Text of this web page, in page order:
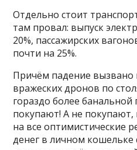
Отдельно стоит
там провал: выпуск
20%, пассажирских
почти на 25%.
Причём падение
вражеских дронов по
гораздо более
покупают! А не покупают,
на все оптимистические
денег в личном кошельке